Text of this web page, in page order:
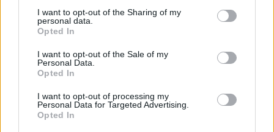
not limited to your visit or usage behaviour. You may click to
grant or deny consent to Google and its third-party tags to
use your data for below specified purposes in below Google
consent section.
I want to opt-out of the Sharing of my
personal data.
Opted In
I want to opt-out of the Sale of my
Personal Data.
Opted In
I want to opt-out of processing my
Personal Data for Targeted Advertising.
Opted In
Mozgásszervi probléma